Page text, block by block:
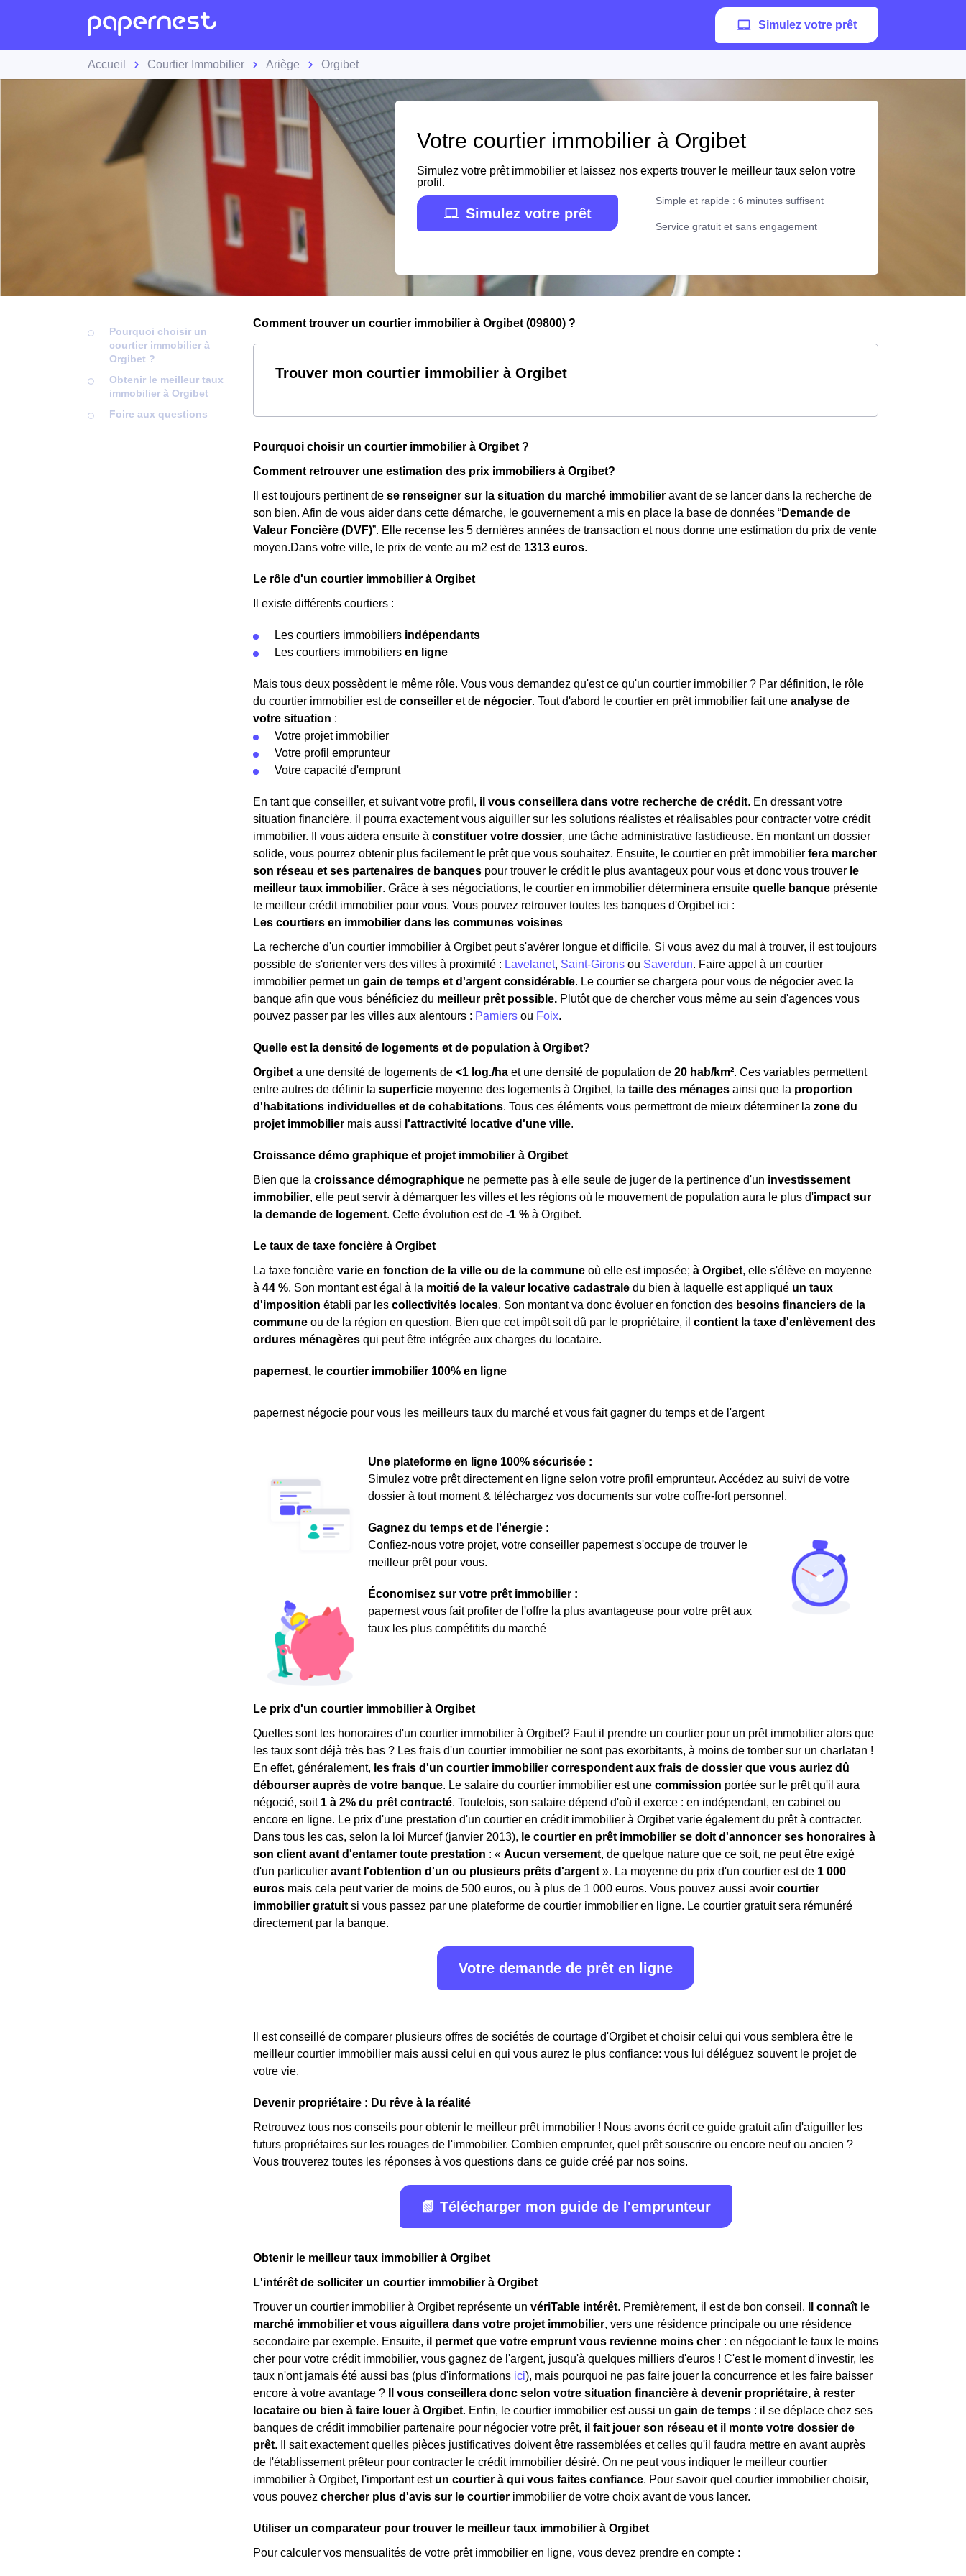
Simulez votre prêt
Accueil Courtier Immobilier Ariège Orgibet
Votre courtier immobilier à Orgibet
Simulez votre prêt immobilier et laissez nos experts trouver le meilleur taux selon votre
profil.
Simulez votre prêt
Simple et rapide : 6 minutes suffisent
Service gratuit et sans engagement
Pourquoi choisir un
courtier immobilier à
Orgibet ?
Obtenir le meilleur taux
immobilier à Orgibet
Foire aux questions
Comment trouver un courtier immobilier à Orgibet (09800) ?
Trouver mon courtier immobilier à Orgibet
Pourquoi choisir un courtier immobilier à Orgibet ?
Comment retrouver une estimation des prix immobiliers à Orgibet?
Il est toujours pertinent de se renseigner sur la situation du marché immobilier avant de se lancer dans la recherche de
son bien. Afin de vous aider dans cette démarche, le gouvernement a mis en place la base de données “Demande de
Valeur Foncière (DVF)”. Elle recense les 5 dernières années de transaction et nous donne une estimation du prix de vente
moyen.Dans votre ville, le prix de vente au m2 est de 1313 euros.
Le rôle d'un courtier immobilier à Orgibet
Il existe différents courtiers :
Les courtiers immobiliers indépendants
Les courtiers immobiliers en ligne
Mais tous deux possèdent le même rôle. Vous vous demandez qu'est ce qu'un courtier immobilier ? Par définition, le rôle
du courtier immobilier est de conseiller et de négocier. Tout d'abord le courtier en prêt immobilier fait une analyse de
votre situation :
Votre projet immobilier
Votre profil emprunteur
Votre capacité d'emprunt
En tant que conseiller, et suivant votre profil, il vous conseillera dans votre recherche de crédit. En dressant votre
situation financière, il pourra exactement vous aiguiller sur les solutions réalistes et réalisables pour contracter votre crédit
immobilier. Il vous aidera ensuite à constituer votre dossier, une tâche administrative fastidieuse. En montant un dossier
solide, vous pourrez obtenir plus facilement le prêt que vous souhaitez. Ensuite, le courtier en prêt immobilier fera marcher
son réseau et ses partenaires de banques pour trouver le crédit le plus avantageux pour vous et donc vous trouver le
meilleur taux immobilier. Grâce à ses négociations, le courtier en immobilier déterminera ensuite quelle banque présente
le meilleur crédit immobilier pour vous. Vous pouvez retrouver toutes les banques d'Orgibet ici :
Les courtiers en immobilier dans les communes voisines
La recherche d'un courtier immobilier à Orgibet peut s'avérer longue et difficile. Si vous avez du mal à trouver, il est toujours
possible de s'orienter vers des villes à proximité : Lavelanet, Saint-Girons ou Saverdun. Faire appel à un courtier
immobilier permet un gain de temps et d'argent considérable. Le courtier se chargera pour vous de négocier avec la
banque afin que vous bénéficiez du meilleur prêt possible. Plutôt que de chercher vous même au sein d'agences vous
pouvez passer par les villes aux alentours : Pamiers ou Foix.
Quelle est la densité de logements et de population à Orgibet?
Orgibet a une densité de logements de <1 log./ha et une densité de population de 20 hab/km². Ces variables permettent
entre autres de définir la superficie moyenne des logements à Orgibet, la taille des ménages ainsi que la proportion
d'habitations individuelles et de cohabitations. Tous ces éléments vous permettront de mieux déterminer la zone du
projet immobilier mais aussi l'attractivité locative d'une ville.
Croissance démo graphique et projet immobilier à Orgibet
Bien que la croissance démographique ne permette pas à elle seule de juger de la pertinence d'un investissement
immobilier, elle peut servir à démarquer les villes et les régions où le mouvement de population aura le plus d'impact sur
la demande de logement. Cette évolution est de -1 % à Orgibet.
Le taux de taxe foncière à Orgibet
La taxe foncière varie en fonction de la ville ou de la commune où elle est imposée; à Orgibet, elle s'élève en moyenne
à 44 %. Son montant est égal à la moitié de la valeur locative cadastrale du bien à laquelle est appliqué un taux
d'imposition établi par les collectivités locales. Son montant va donc évoluer en fonction des besoins financiers de la
commune ou de la région en question. Bien que cet impôt soit dû par le propriétaire, il contient la taxe d'enlèvement des
ordures ménagères qui peut être intégrée aux charges du locataire.
papernest, le courtier immobilier 100% en ligne
papernest négocie pour vous les meilleurs taux du marché et vous fait gagner du temps et de l'argent
Une plateforme en ligne 100% sécurisée :
Simulez votre prêt directement en ligne selon votre profil emprunteur. Accédez au suivi de votre
dossier à tout moment & téléchargez vos documents sur votre coffre-fort personnel.
Gagnez du temps et de l'énergie :
Confiez-nous votre projet, votre conseiller papernest s'occupe de trouver le
meilleur prêt pour vous.
Économisez sur votre prêt immobilier :
papernest vous fait profiter de l'offre la plus avantageuse pour votre prêt aux
taux les plus compétitifs du marché
Le prix d'un courtier immobilier à Orgibet
Quelles sont les honoraires d'un courtier immobilier à Orgibet? Faut il prendre un courtier pour un prêt immobilier alors que
les taux sont déjà très bas ? Les frais d'un courtier immobilier ne sont pas exorbitants, à moins de tomber sur un charlatan !
En effet, généralement, les frais d'un courtier immobilier correspondent aux frais de dossier que vous auriez dû
débourser auprès de votre banque. Le salaire du courtier immobilier est une commission portée sur le prêt qu'il aura
négocié, soit 1 à 2% du prêt contracté. Toutefois, son salaire dépend d'où il exerce : en indépendant, en cabinet ou
encore en ligne. Le prix d'une prestation d'un courtier en crédit immobilier à Orgibet varie également du prêt à contracter.
Dans tous les cas, selon la loi Murcef (janvier 2013), le courtier en prêt immobilier se doit d'annoncer ses honoraires à
son client avant d'entamer toute prestation : « Aucun versement, de quelque nature que ce soit, ne peut être exigé
d'un particulier avant l'obtention d'un ou plusieurs prêts d'argent ». La moyenne du prix d'un courtier est de 1 000
euros mais cela peut varier de moins de 500 euros, ou à plus de 1 000 euros. Vous pouvez aussi avoir courtier
immobilier gratuit si vous passez par une plateforme de courtier immobilier en ligne. Le courtier gratuit sera rémunéré
directement par la banque.
Votre demande de prêt en ligne
Il est conseillé de comparer plusieurs offres de sociétés de courtage d'Orgibet et choisir celui qui vous semblera être le
meilleur courtier immobilier mais aussi celui en qui vous aurez le plus confiance: vous lui déléguez souvent le projet de
votre vie.
Devenir propriétaire : Du rêve à la réalité
Retrouvez tous nos conseils pour obtenir le meilleur prêt immobilier ! Nous avons écrit ce guide gratuit afin d'aiguiller les
futurs propriétaires sur les rouages de l'immobilier. Combien emprunter, quel prêt souscrire ou encore neuf ou ancien ?
Vous trouverez toutes les réponses à vos questions dans ce guide créé par nos soins.
📗 Télécharger mon guide de l'emprunteur
Obtenir le meilleur taux immobilier à Orgibet
L'intérêt de solliciter un courtier immobilier à Orgibet
Trouver un courtier immobilier à Orgibet représente un vériTable intérêt. Premièrement, il est de bon conseil.
Il connaît le
marché immobilier et vous aiguillera dans votre projet immobilier, vers une résidence principale ou une résidence
secondaire par exemple. Ensuite, il permet que votre emprunt vous revienne moins cher : en négociant le taux le moins
cher pour votre crédit immobilier, vous gagnez de l'argent, jusqu'à quelques milliers d'euros ! C'est le moment d'investir, les
taux n'ont jamais été aussi bas (plus d'informations ici), mais pourquoi ne pas faire jouer la concurrence et les faire baisser
encore à votre avantage ?
Il vous conseillera donc selon votre situation financière à devenir propriétaire, à rester
locataire ou bien à faire louer à Orgibet. Enfin, le courtier immobilier est aussi un gain de temps : il se déplace chez ses
banques de crédit immobilier partenaire pour négocier votre prêt, il fait jouer son réseau et il monte votre dossier de
prêt. Il sait exactement quelles pièces justificatives doivent être rassemblées et celles qu'il faudra mettre en avant auprès
de l'établissement prêteur pour contracter le crédit immobilier désiré. On ne peut vous indiquer le meilleur courtier
immobilier à Orgibet, l'important est un courtier à qui vous faites confiance. Pour savoir quel courtier immobilier choisir,
vous pouvez chercher plus d'avis sur le courtier immobilier de votre choix avant de vous lancer.
Utiliser un comparateur pour trouver le meilleur taux immobilier à Orgibet
Pour calculer vos mensualités de votre prêt immobilier en ligne, vous devez prendre en compte :